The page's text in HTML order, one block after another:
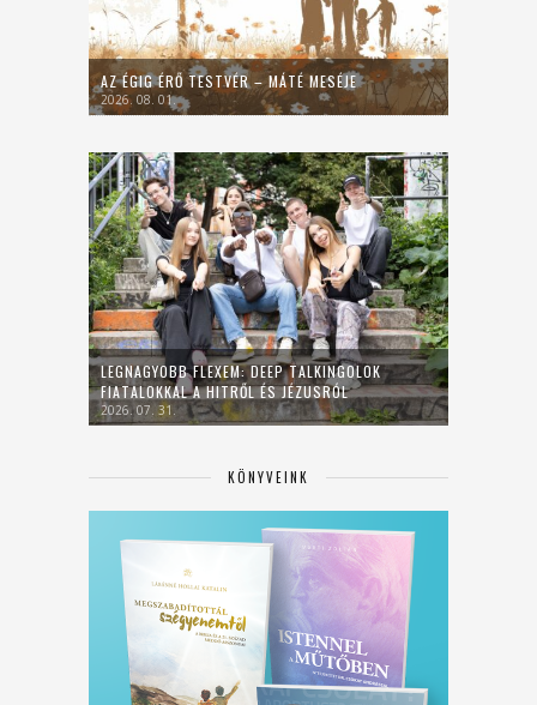
AZ ÉGIG ÉRŐ TESTVÉR – MÁTÉ MESÉJE
2026. 08. 01.
LEGNAGYOBB FLEXEM: DEEP TALKINGOLOK
FIATALOKKAL A HITRŐL ÉS JÉZUSRÓL
2026. 07. 31.
KÖNYVEINK